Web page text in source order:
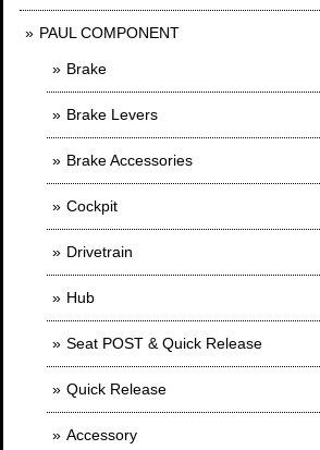
PAUL COMPONENT
Brake
Brake Levers
Brake Accessories
Cockpit
Drivetrain
Hub
Seat POST & Quick Release
Quick Release
Accessory